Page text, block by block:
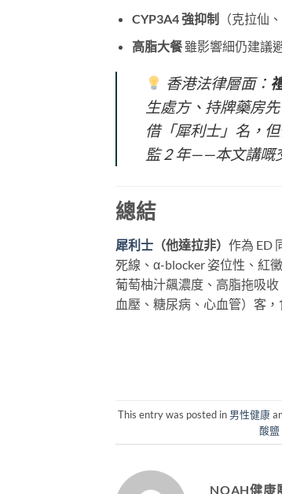
CYP3A4 強抑制
（克拉仙
高脂大餐 雖影響細仍建議
香港法律層面：
生處方、持牌藥房
借「犀利士」名，
監 2 年——本文講嘅
總結
犀利士 （他達拉非） 作為 ED
死線、α-blocker 姿位性、紅
葡萄柚汁飆濃度、高脂拖吸
血壓、糖尿病、心血管）客
This entry was posted in 男性健康
酸
NOAH健康